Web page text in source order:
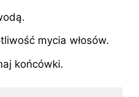
mycia włosów.
końcówki.